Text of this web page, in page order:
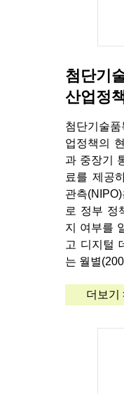
첨단기
산업정
첨단기술
업정책의
과 중장기
료를 제공
관측
로 정부 정
지 여부를
고 디지털
는 월별
더보기